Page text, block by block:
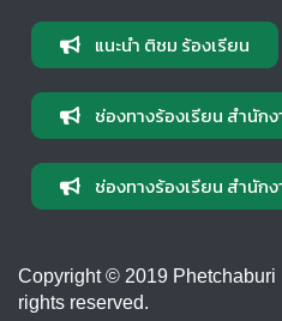
แนะนำ ติชม ร้องเรียน
ช่องทางร้องเรียน สำนัก
ช่องทางร้องเรียน สำนัก
Copyright © 2019 Phetchaburi
rights reserved.